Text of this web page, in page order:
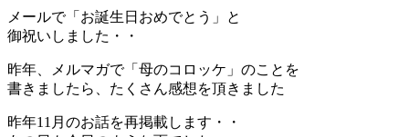
メールで「お誕生日おめでとう」と
御祝いしました・・
昨年、メルマガで「母のコロッケ」のことを
書きましたら、たくさん感想を頂きました
昨年11月のお話を再掲載します・・